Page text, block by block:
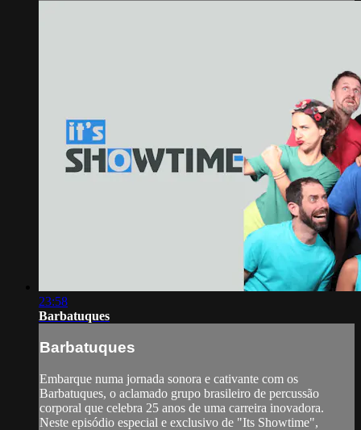
23:58
Barbatuques
Barbatuques
Embarque numa jornada sonora e cativante com os
Barbatuques, o aclamado grupo brasileiro de percussão
corporal que celebra 25 anos de uma carreira inovadora.
Neste episódio especial e exclusivo de "Its Showtime",